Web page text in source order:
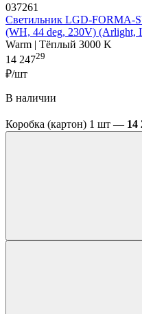
037261
Светильник LGD-FORMA-
(WH, 44 deg, 230V) (Arlight,
Warm | Тёплый 3000 K
14 24729
₽/шт
В наличии
Коробка (картон) 1 шт — 14